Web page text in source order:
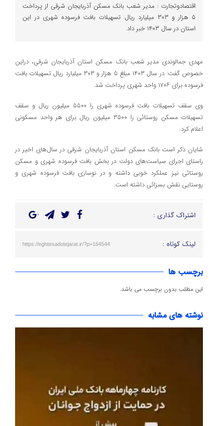
اقتصادوتجارت : مدیر شعب بانک مسکن آذربایجان شرقی از پرداخت
۵ هزار و ۳۰۳ میلیارد ریال تسهیلات بافت فرسوده شهری در این
استان در سال ۱۴۰۳ خبر داد.
مهدی جمالوندی مدیر شعب بانک مسکن استان آذربایجان شرقی، دراین
خصوص گفت: در سال ۱۴۰۳ مبلغ ۵ هزار و ۳۰۳ میلیارد ریال تسهیلات بافت
فرسوده برای ۱۷۰۶ واحد شهری پرداخت شد.
وی سقف تسهیلات بافت فرسوده شهری را ۵۵۰۰ میلیون ریال و سقف
تسهیلات مسکن روستائی را ۳۵۰۰ میلیون ریال برای هر واحد مسکونی
اعلام کرد.
شایان ذکر است بانک مسکن استان آذربایجان شرقی در سال‌های اخیر در
راستای اجرای سیاست‌های دولت در بخش بافت فرسوده شهری و مسکن
روستائی نیز عملکرد خوبی داشته و در نوسازی بافت فرسوده شهری و
روستایی نقش بسزائی داشته است.
اشتراک گذاری :
لینک کوتاه : https://eghtesadotejarat.ir/?p=164544
برچسب ها
این مطلب بدون برچسب می باشد.
نوشته های مشابه